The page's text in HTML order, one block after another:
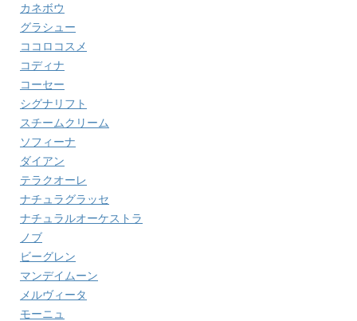
カネボウ
グラシュー
ココロコスメ
コディナ
コーセー
シグナリフト
スチームクリーム
ソフィーナ
ダイアン
テラクオーレ
ナチュラグラッセ
ナチュラルオーケストラ
ノブ
ビーグレン
マンデイムーン
メルヴィータ
モーニュ